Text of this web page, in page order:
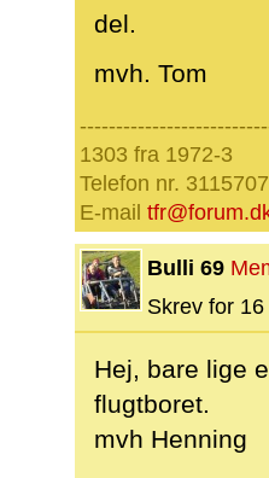
del.
mvh. Tom
1303 fra 1972-3
Telefon nr.
E-mail
Bulli 69
Skrev for
Hej, bare lige
flugtboret.
mvh Henning